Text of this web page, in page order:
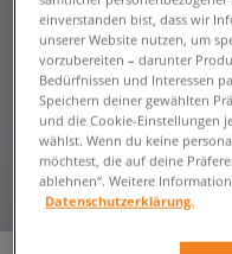
einverstanden bist, dass wir
unserer Website nutzen, um
vorzubereiten – darunter
Bedürfnissen und Interessen
Speichern deiner gewählten
und die Cookie-Einstellungen
wählst. Wenn du keine
möchtest, die auf deine
ablehnen“. Weitere
Datenschutzerklärung.